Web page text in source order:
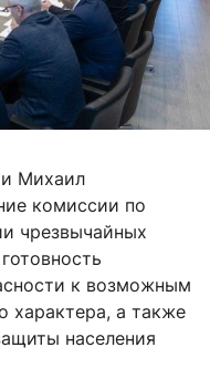
Михаил
комиссии по
чрезвычайных
к возможным
характера, а также
населения